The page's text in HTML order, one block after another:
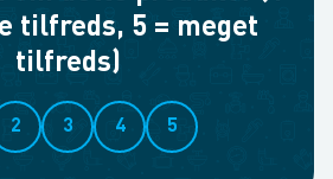
tilfreds, 5 = meget
tilfreds)
2 3 4 5